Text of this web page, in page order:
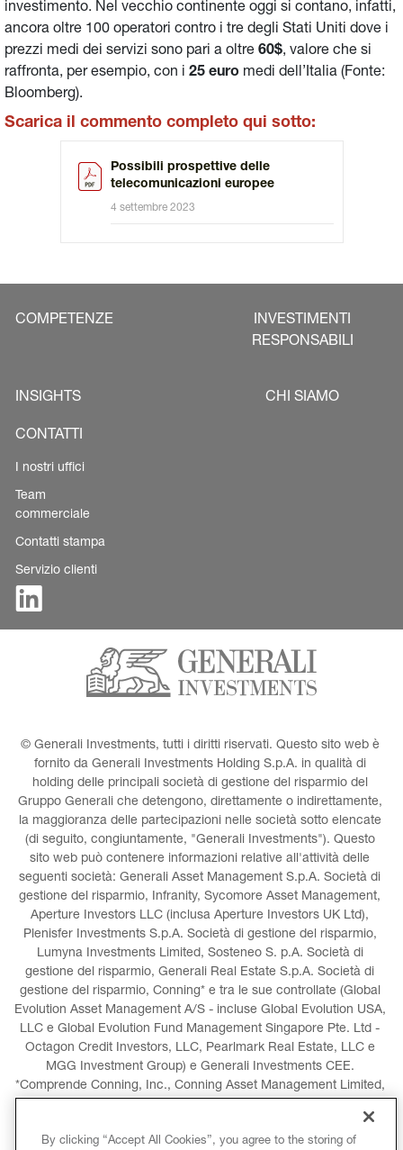
investimento. Nel vecchio continente oggi si contano, infatti,
ancora oltre 100 operatori contro i tre degli Stati Uniti dove i
prezzi medi dei servizi sono pari a oltre 60$, valore che si
raffronta, per esempio, con i 25 euro medi dell’Italia (Fonte:
Bloomberg).
Scarica il commento completo qui sotto:
Possibili prospettive delle
telecomunicazioni europee
4 settembre 2023
COMPETENZE
INVESTIMENTI
RESPONSABILI
INSIGHTS CHI SIAMO
CONTATTI
I nostri uffici
Team
commerciale
Contatti stampa
Servizio clienti
© Generali Investments, tutti i diritti riservati. Questo sito web è
fornito da Generali Investments Holding S.p.A. in qualità di
holding delle principali società di gestione del risparmio del
Gruppo Generali che detengono, direttamente o indirettamente,
la maggioranza delle partecipazioni nelle società sotto elencate
(di seguito, congiuntamente, "Generali Investments"). Questo
sito web può contenere informazioni relative all'attività delle
seguenti società: Generali Asset Management S.p.A. Società di
gestione del risparmio, Infranity, Sycomore Asset Management,
Aperture Investors LLC (inclusa Aperture Investors UK Ltd),
Plenisfer Investments S.p.A. Società di gestione del risparmio,
Lumyna Investments Limited, Sosteneo S. p.A. Società di
gestione del risparmio, Generali Real Estate S.p.A. Società di
gestione del risparmio, Conning* e tra le sue controllate (Global
Evolution Asset Management A/S - incluse Global Evolution USA,
LLC e Global Evolution Fund Management Singapore Pte. Ltd -
Octagon Credit Investors, LLC, Pearlmark Real Estate, LLC e
MGG Investment Group) e Generali Investments CEE.
*Comprende Conning, Inc., Conning Asset Management Limited,
e Goodwin Capital Advisers, Inc. (collettivamente, "Conning").
By clicking “Accept All Cookies”, you agree to the storing of